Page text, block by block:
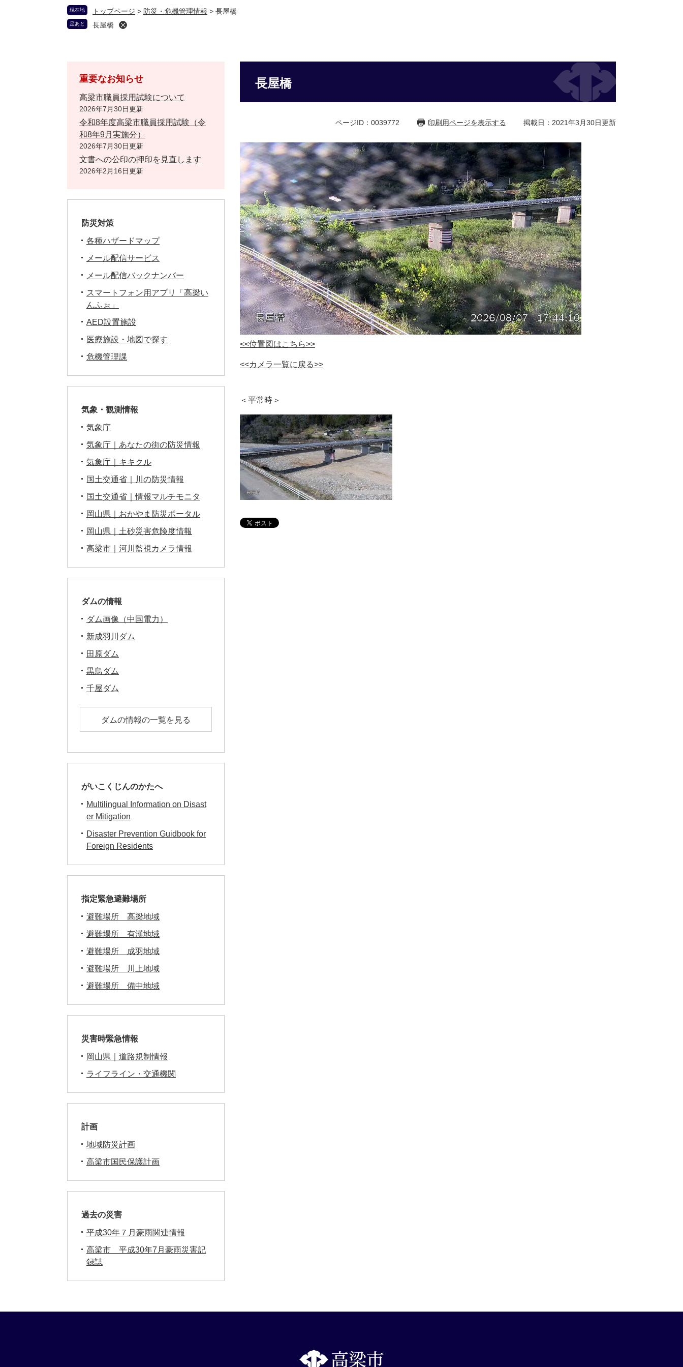
現在地 トップページ > 防災・危機管理情報 > 長屋橋
足あと 長屋橋
長屋橋
ページID：0039772 印刷用ページを表示する 掲載日：2021年3月30日更新
<<位置図はこちら>>
<<カメラ一覧に戻る>>
＜平常時＞
重要なお知らせ
高梁市職員採用試験について
2026年7月30日更新
令和8年度高梁市職員採用試験（令
和8年9月実施分）
2026年7月30日更新
文書への公印の押印を見直します
2026年2月16日更新
防災対策
各種ハザードマップ
メール配信サービス
メール配信バックナンバー
スマートフォン用アプリ「高梁い
んふぉ」
AED設置施設
医療施設・地図で探す
危機管理課
気象・観測情報
気象庁
気象庁｜あなたの街の防災情報
気象庁｜キキクル
国土交通省｜川の防災情報
国土交通省｜情報マルチモニタ
岡山県｜おかやま防災ポータル
岡山県｜土砂災害危険度情報
高梁市｜河川監視カメラ情報
ダムの情報
ダム画像（中国電力）
新成羽川ダム
田原ダム
黒鳥ダム
千屋ダム
ダムの情報の一覧を見る
がいこくじんのかたへ
Multilingual Information on Disast
er Mitigation
Disaster Prevention Guidbook for
Foreign Residents
指定緊急避難場所
避難場所 高梁地域
避難場所 有漢地域
避難場所 成羽地域
避難場所 川上地域
避難場所 備中地域
災害時緊急情報
岡山県｜道路規制情報
ライフライン・交通機関
計画
地域防災計画
高梁市国民保護計画
過去の災害
平成30年７月豪雨関連情報
高梁市 平成30年7月豪雨災害記
録誌